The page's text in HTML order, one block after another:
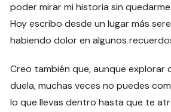
poder mirar mi historia sin
Hoy escribo desde un lugar más
habiendo dolor en algunos
Creo también que, aunque explorar
duela, muchas veces no puedes
lo que llevas dentro hasta que te